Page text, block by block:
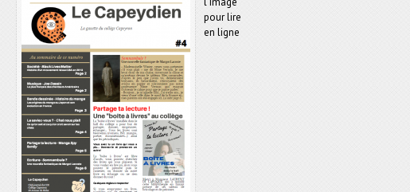
pour lire
en ligne